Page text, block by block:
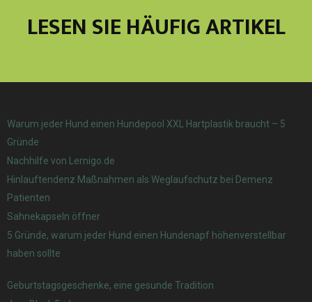
LESEN SIE HÄUFIG ARTIKEL
Warum jeder Hund einen Hundepool XXL Hartplastik braucht – 5
Gründe
Nachhilfe von Lernigo.de
Hinlauftendenz Maßnahmen als Weglaufschutz bei Demenz
Patienten
Sahnekapseln öffner
5 Gründe, warum jeder Hund einen Hundenapf höhenverstellbar
haben sollte
Geburtstagsgeschenke, eine gesunde Tradition